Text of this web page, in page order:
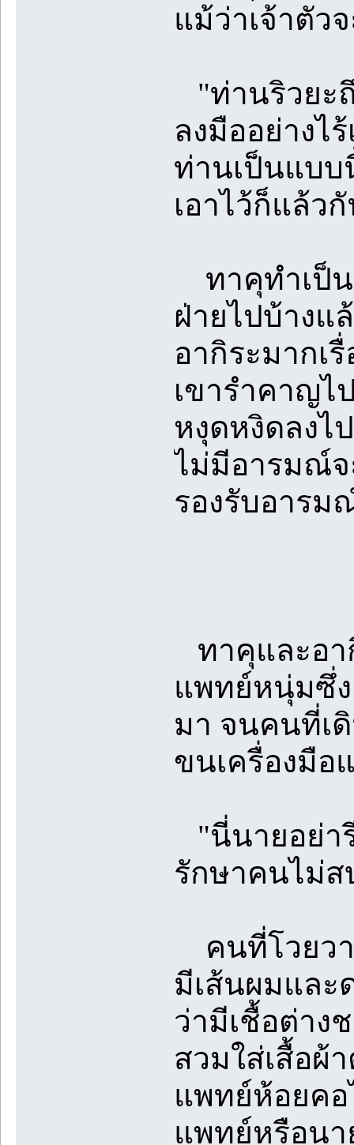
แม้ว่าเจ้าตัว
"ท่านริวยะ
ลงมืออย่างไ
ท่านเป็นแบบ
เอาไว้ก็แล้ว
ทาคุทำเป็น
ฝ่ายไปบ้าง
อากิระมากเ
เขารำคาญไ
หงุดหงิดลงไ
ไม่มีอารมณ์จ
รองรับอารม
ทาคุและอา
แพทย์หนุ่มซึ่ง
มา จนคนที่เ
ขนเครื่องมือ
"นี่นายอย่า
รักษาคนไม่
คนที่โวยว
มีเส้นผมและ
ว่ามีเชื้อต่าง
สวมใส่เสื้อ
แพทย์ห้อยคอ
แพทย์หรือน